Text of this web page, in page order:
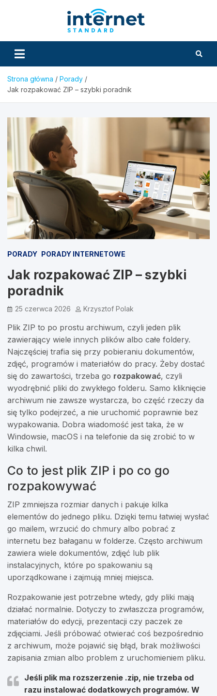
Strona główna
Porady
Jak rozpakować ZIP – szybki poradnik
PORADY PORADY INTERNETOWE
Jak rozpakować ZIP – szybki
poradnik
25 czerwca 2026 Krzysztof Polak
Plik ZIP to po prostu archiwum, czyli jeden plik
zawierający wiele innych plików albo całe foldery.
Najczęściej trafia się przy pobieraniu dokumentów,
zdjęć, programów i materiałów do pracy. Żeby dostać
się do zawartości, trzeba go rozpakować, czyli
wyodrębnić pliki do zwykłego folderu. Samo kliknięcie
archiwum nie zawsze wystarcza, bo część rzeczy da
się tylko podejrzeć, a nie uruchomić poprawnie bez
wypakowania. Dobra wiadomość jest taka, że w
Windowsie, macOS i na telefonie da się zrobić to w
kilka chwil.
Co to jest plik ZIP i po co go
rozpakowywać
ZIP zmniejsza rozmiar danych i pakuje kilka
elementów do jednego pliku. Dzięki temu łatwiej wysłać
go mailem, wrzucić do chmury albo pobrać z
internetu bez bałaganu w folderze. Często archiwum
zawiera wiele dokumentów, zdjęć lub plik
instalacyjnych, które po spakowaniu są
uporządkowane i zajmują mniej miejsca.
Rozpakowanie jest potrzebne wtedy, gdy pliki mają
działać normalnie. Dotyczy to zwłaszcza programów,
materiałów do edycji, prezentacji czy paczek ze
zdjęciami. Jeśli próbować otwierać coś bezpośrednio
z archiwum, może pojawić się błąd, brak możliwości
zapisania zmian albo problem z uruchomieniem pliku.
Jeśli plik ma rozszerzenie .zip, nie trzeba od
razu instalować dodatkowych programów. W